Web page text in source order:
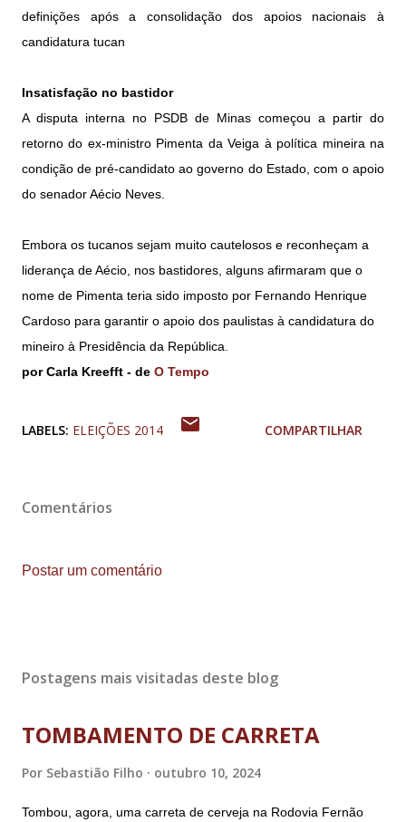
definições após a consolidação dos apoios nacionais à
candidatura tucan
Insatisfação no bastidor
A disputa interna no PSDB de Minas começou a partir do
retorno do ex-ministro Pimenta da Veiga à política mineira na
condição de pré-candidato ao governo do Estado, com o apoio
do senador Aécio Neves.
Embora os tucanos sejam muito cautelosos e reconheçam a
liderança de Aécio, nos bastidores, alguns afirmaram que o
nome de Pimenta teria sido imposto por Fernando Henrique
Cardoso para garantir o apoio dos paulistas à candidatura do
mineiro à Presidência da República.
por Carla Kreefft - de O Tempo
LABELS: ELEIÇÕES 2014 COMPARTILHAR
Comentários
Postar um comentário
Postagens mais visitadas deste blog
TOMBAMENTO DE CARRETA
Por Sebastião Filho outubro 10, 2024
Tombou, agora, uma carreta de cerveja na Rodovia Fernão